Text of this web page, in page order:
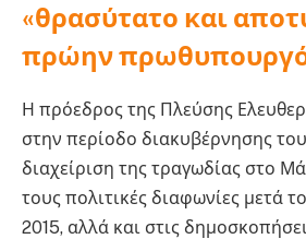
«θρασύτατο και
πρώην
Η πρόεδρος της Πλεύσης
στην περίοδο διακυβέρνησης
διαχείριση της τραγωδίας στο
τους πολιτικές διαφωνίες μετά
2015, αλλά και στις